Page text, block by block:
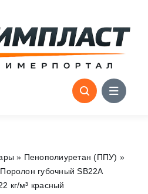
» Пенополиуретан (ППУ) »
Поролон губочный SB22A
кг/м³ красный